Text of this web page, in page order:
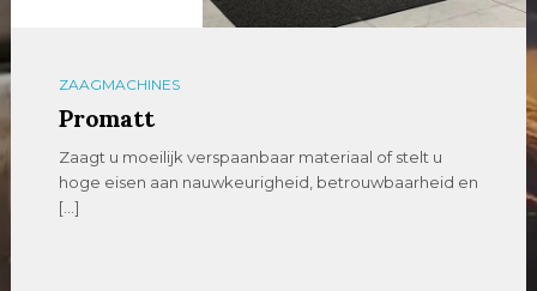
ZAAGMACHINES
Promatt
Zaagt u moeilijk verspaanbaar materiaal of stelt u
hoge eisen aan nauwkeurigheid, betrouwbaarheid en
[…]